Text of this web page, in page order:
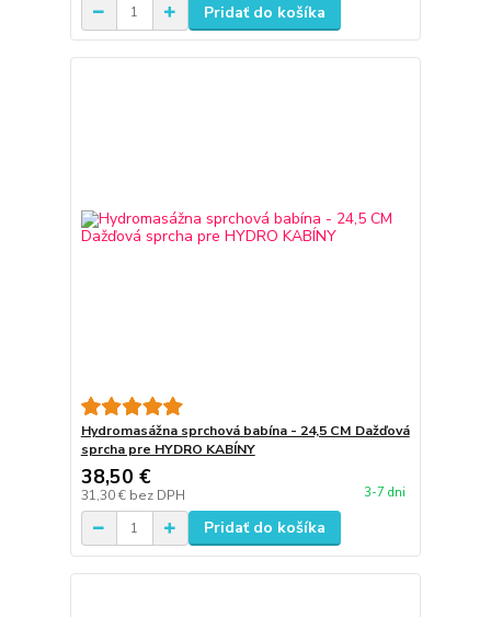
Pridať do košíka
Hydromasážna sprchová babína - 24,5 CM Dažďová
sprcha pre HYDRO KABÍNY
38,50 €
31,30 € bez DPH 3-7 dni
Pridať do košíka